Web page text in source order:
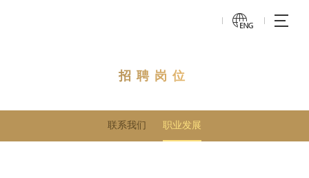
招聘岗位
联系我们 职业发展